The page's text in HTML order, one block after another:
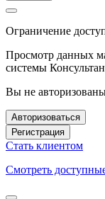
Ограничение
Просмотр данных
системы
Вы не
Авторизоваться
Регистрация
Стать клиентом
Смотреть